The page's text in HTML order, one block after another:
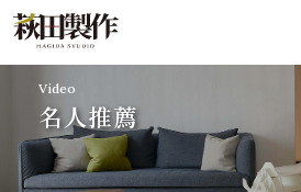
Video
名人推薦